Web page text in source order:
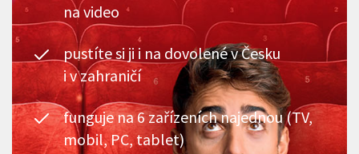
na video
pustíte si ji i na dovolené v Česku
i v zahraničí
funguje na 6 zařízeních najednou (TV,
mobil, PC, tablet)